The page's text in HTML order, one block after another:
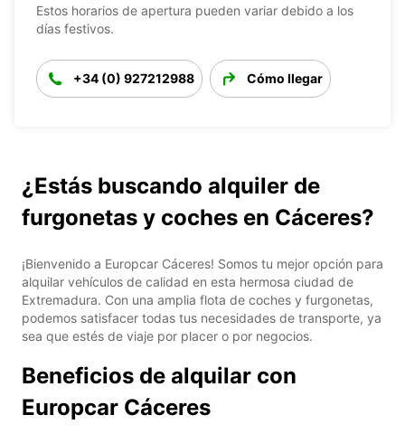
Estos horarios de apertura pueden variar debido a los
días festivos.
+34 (0) 927212988 Cómo llegar
¿Estás buscando alquiler de
furgonetas y coches en Cáceres?
¡Bienvenido a Europcar Cáceres! Somos tu mejor opción para
alquilar vehículos de calidad en esta hermosa ciudad de
Extremadura. Con una amplia flota de coches y furgonetas,
podemos satisfacer todas tus necesidades de transporte, ya
sea que estés de viaje por placer o por negocios.
Beneficios de alquilar con
Europcar Cáceres